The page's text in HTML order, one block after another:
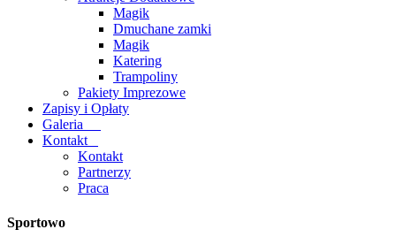
Magik
Dmuchane zamki
Magik
Katering
Trampoliny
Pakiety Imprezowe
Zapisy i Opłaty
Galeria
Kontakt
Kontakt
Partnerzy
Praca
Sportowo